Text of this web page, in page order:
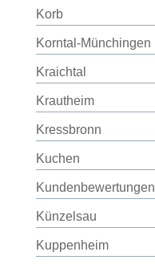
Korb
Korntal-Münchingen
Kraichtal
Krautheim
Kressbronn
Kuchen
Kundenbewertungen
Künzelsau
Kuppenheim